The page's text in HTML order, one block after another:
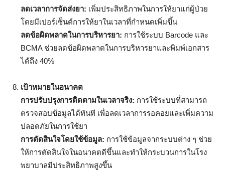
ลดเวลาการจัดส่งยา: เพิ่มประสิทธิภาพในการให้ยาแก่ผู้ป่วย
โดยมีเปอร์เซ็นต์การให้ยาในเวลาที่กำหนดเพิ่มขึ้น
ลดข้อผิดพลาดในการบริหารยา: การใช้ระบบ Barcode และ
BCMA ช่วยลดข้อผิดพลาดในการบริหารยาและพิมพ์เอกสาร
ได้ถึง 40%
เป้าหมายในอนาคต
การปรับปรุงการติดตามในเวลาจริง: การใช้ระบบที่สามารถ
ตรวจสอบข้อมูลได้ทันที เพื่อลดเวลาการรอคอยและเพิ่มความ
ปลอดภัยในการใช้ยา
การตัดสินใจโดยใช้ข้อมูล: การใช้ข้อมูลจากระบบต่าง ๆ ช่วย
ให้การตัดสินใจในอนาคตดีขึ้นและทำให้กระบวนการในโรง
พยาบาลมีประสิทธิภาพสูงขึ้น